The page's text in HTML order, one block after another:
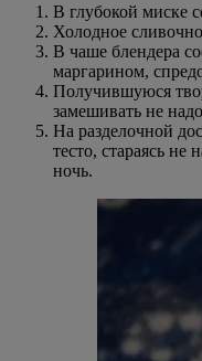
В глубокой миске
Холодное
В чаше блендера
маргарином,
Получившуюся
замешивать не
На разделочной
тесто, стараясь
ночь.